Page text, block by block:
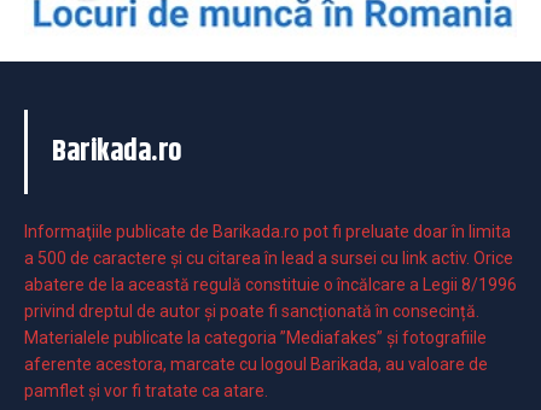
Barikada.ro
Informaţiile publicate de Barikada.ro pot fi preluate doar în limita
a 500 de caractere şi cu citarea în lead a sursei cu link activ. Orice
abatere de la această regulă constituie o încălcare a Legii 8/1996
privind dreptul de autor și poate fi sancționată în consecință.
Materialele publicate la categoria ”Mediafakes” și fotografiile
aferente acestora, marcate cu logoul Barikada, au valoare de
pamflet și vor fi tratate ca atare.